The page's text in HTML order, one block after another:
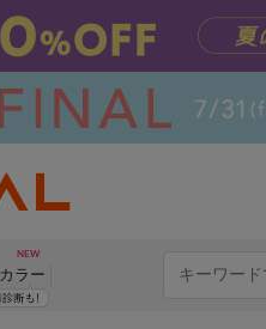
カラー